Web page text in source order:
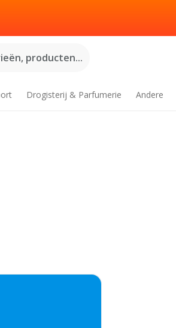
producten...
Drogisterij & Parfumerie Andere